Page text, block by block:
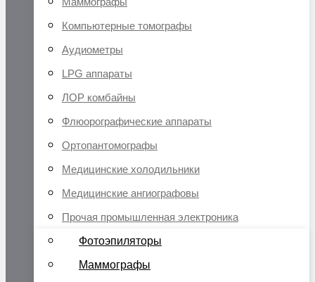
Компьютерные томографы
Аудиометры
LPG аппараты
ЛОР комбайны
Флюорографические аппараты
Ортопантомографы
Медицинские холодильники
Медицинские ангиографовы
Прочая промышленная электроника
Фотоэпиляторы
Маммографы